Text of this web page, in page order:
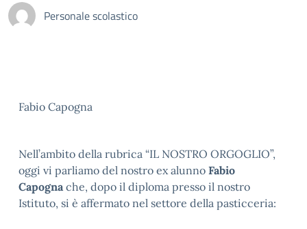
Personale scolastico
Fabio Capogna
Nell’ambito della rubrica “IL NOSTRO ORGOGLIO”,
oggi vi parliamo del nostro ex alunno Fabio
Capognache, dopo il diploma presso il nostro
Istituto, si è affermato nel settore della pasticceria: